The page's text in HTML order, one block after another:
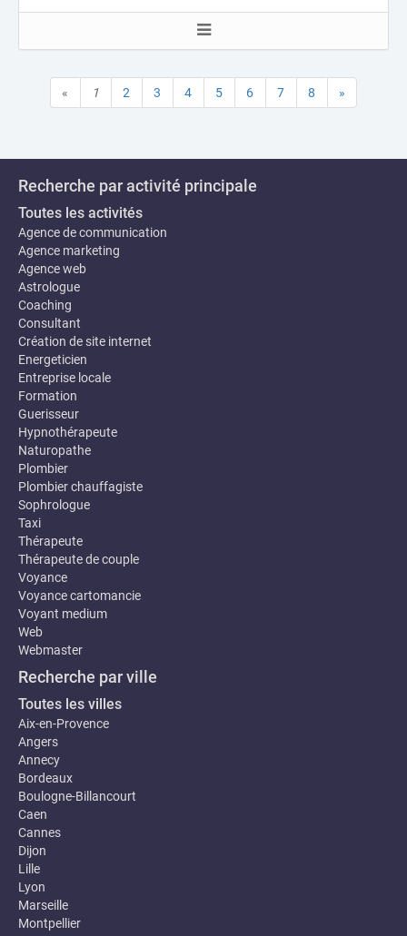
« 1 2 3 4 5 6 7 8 »
Recherche par activité principale
Toutes les activités
Agence de communication
Agence marketing
Agence web
Astrologue
Coaching
Consultant
Création de site internet
Energeticien
Entreprise locale
Formation
Guerisseur
Hypnothérapeute
Naturopathe
Plombier
Plombier chauffagiste
Sophrologue
Taxi
Thérapeute
Thérapeute de couple
Voyance
Voyance cartomancie
Voyant medium
Web
Webmaster
Recherche par ville
Toutes les villes
Aix-en-Provence
Angers
Annecy
Bordeaux
Boulogne-Billancourt
Caen
Cannes
Dijon
Lille
Lyon
Marseille
Montpellier